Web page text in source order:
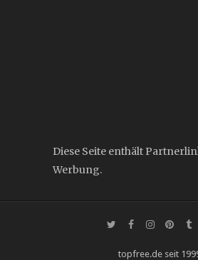
Diese Seite enthält
Werbung.
topfree.de seit